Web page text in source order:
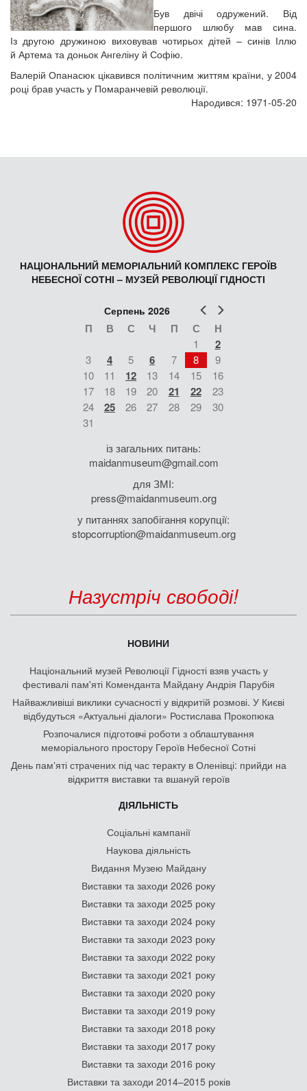
Був двічі одружений. Від
першого шлюбу мав сина.
Із другою дружиною виховував чотирьох дітей – синів Іллю
й Артема та доньок Ангеліну й Софію.
Валерій Опанасюк цікавився політичним життям країни, у 2004
році брав участь у Помаранчевій революції.
Народився: 1971-05-20
НАЦІОНАЛЬНИЙ МЕМОРІАЛЬНИЙ КОМПЛЕКС ГЕРОЇВ
НЕБЕСНОЇ СОТНІ – МУЗЕЙ РЕВОЛЮЦІЇ ГІДНОСТІ
Попер
Серпень 2026
П В С Ч П С Н
1 2
3 4 5 6 7 8
9
10
11 12 13 14 15
16
17
18 19 20 21 22
23
24
25 26 27 28 29
30
31
із загальних питань:
maidanmuseum@gmail.com
для ЗМІ:
press@maidanmuseum.org
у питаннях запобігання корупції:
stopcorruption@maidanmuseum.org
Назустріч свободі!
НОВИНИ
Національний музей Революції Гідності взяв участь у
фестивалі пам'яті Коменданта Майдану Андрія Парубія
Найважливіші виклики сучасності у відкритій розмові. У Києві
відбудуться «Актуальні діалоги» Ростислава Прокопюка
Розпочалися підготовчі роботи з облаштування
меморіального простору Героїв Небесної Сотні
День памʼяті страчених під час теракту в Оленівці: прийди на
відкриття виставки та вшануй героїв
ДІЯЛЬНІСТЬ
Соціальні кампанії
Наукова діяльність
Видання Музею Майдану
Виставки та заходи 2026 року
Виставки та заходи 2025 року
Виставки та заходи 2024 року
Виставки та заходи 2023 року
Виставки та заходи 2022 року
Виставки та заходи 2021 року
Виставки та заходи 2020 року
Виставки та заходи 2019 року
Виставки та заходи 2018 року
Виставки та заходи 2017 року
Виставки та заходи 2016 року
Виставки та заходи 2014–2015 років